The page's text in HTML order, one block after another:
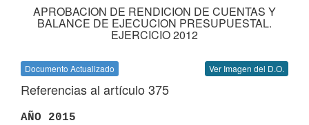
APROBACION DE RENDICION DE CUENTAS Y
BALANCE DE EJECUCION PRESUPUESTAL.
EJERCICIO 2012
Documento Actualizado Ver Imagen del D.O.
Referencias al artículo 375
AÑO 2015